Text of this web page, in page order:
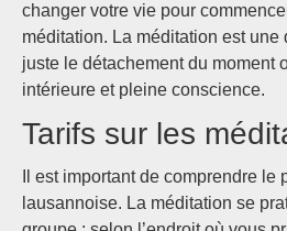
changer votre vie pour
méditation. La méditation est une
juste le détachement du moment
intérieure et pleine conscience.
Tarifs sur les
Il est important de comprendre le
lausannoise. La méditation se